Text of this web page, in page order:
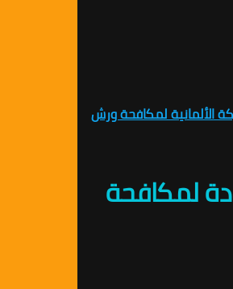
الألمانية لمكافحة ورش
لمكافحة